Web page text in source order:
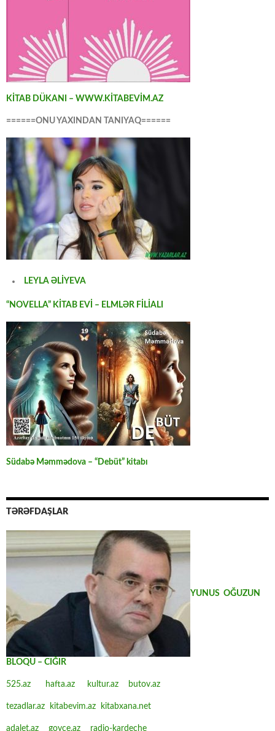
KİTAB DÜKANI – WWW.KİTABEVİM.AZ
======ONU YAXINDAN TANIYAQ======
LEYLA ƏLİYEVA
“NOVELLA” KİTAB EVİ – ELMLƏR FİLİALI
Südabə Məmmədova – “Debüt” kitabı
TƏRƏFDAŞLAR
YUNUS OĞUZUN
BLOQU – CIĞIR
525.az hafta.az kultur.az butov.az
tezadlar.az kitabevim.az kitabxana.net
adalet.az goyce.az radio-kardeche